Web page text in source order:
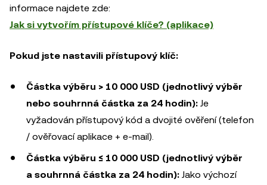
informace najdete zde:
Jak si vytvořím přístupové klíče? (aplikace)
Pokud jste nastavili přístupový klíč:
Částka výběru > 10 000 USD (jednotlivý výběr
nebo souhrnná částka za 24 hodin): Je
vyžadován přístupový kód a dvojité ověření (telefon
/ ověřovací aplikace + e-mail).
Částka výběru ≤ 10 000 USD (jednotlivý výběr
a souhrnná částka za 24 hodin): Jako výchozí